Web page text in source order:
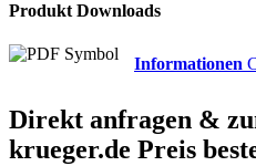
Produkt Downloads
Informationen
Direkt anfragen &
krueger.de Preis